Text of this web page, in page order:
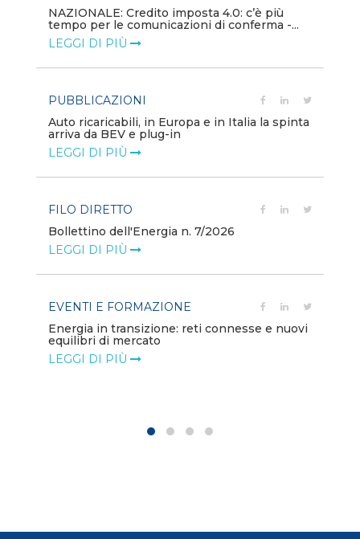
NAZIONALE: Credito imposta 4.0: c’è più
tempo per le comunicazioni di conferma -...
LEGGI DI PIÙ
PUBBLICAZIONI
Auto ricaricabili, in Europa e in Italia la spinta
arriva da BEV e plug-in
LEGGI DI PIÙ
FILO DIRETTO
Bollettino dell'Energia n. 7/2026
LEGGI DI PIÙ
EVENTI E FORMAZIONE
Energia in transizione: reti connesse e nuovi
equilibri di mercato
LEGGI DI PIÙ